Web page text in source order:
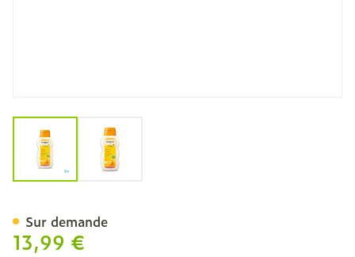
View larger imageView larger image
13,99 €
Sur demande